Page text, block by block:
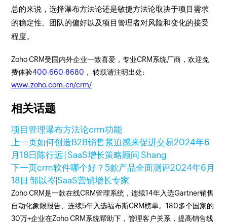
总的来说，选择瀑布方法论还是敏捷方法论取决于项目需求
的稳定性、团队的偏好以及项目管理者对风险和变化的接受
程度。
Zoho CRM受国内外企业一致喜爱，专业CRM系统厂商，欢迎免
费体验400-660-8680 ， 转载请注明出处:
www.zoho.com.cn/crm/
相关话题
项目管理瀑布方法论crm功能
上一页如何创造B2B销售紧迫感来促进交易2024年6
月18日 陈行远 | SaaS增长策略顾问 Shang
下一页crm软件哪个好？5款产品全面测评2024年6月
18日 邹以岑|SaaS营销增长专家
Zoho CRM是一款在线CRM管理系统，连续14年入选Gartner销售
自动化象限报告、连续5年入选福布斯CRM榜单。180多个国家的
30万+企业在Zoho CRM系统帮助下，管理客户关系，提高销售线